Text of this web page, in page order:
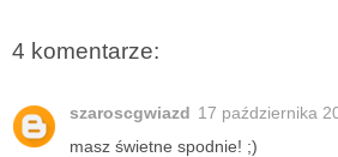
4 komentarze:
szaroscgwiazd 17 października
masz świetne spodnie! ;)